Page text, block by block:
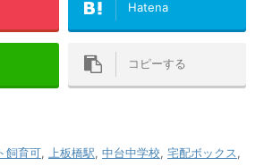
Hatena
コピーする
飼育可, 上板橋駅, 中台中学校, 宅配ボックス,